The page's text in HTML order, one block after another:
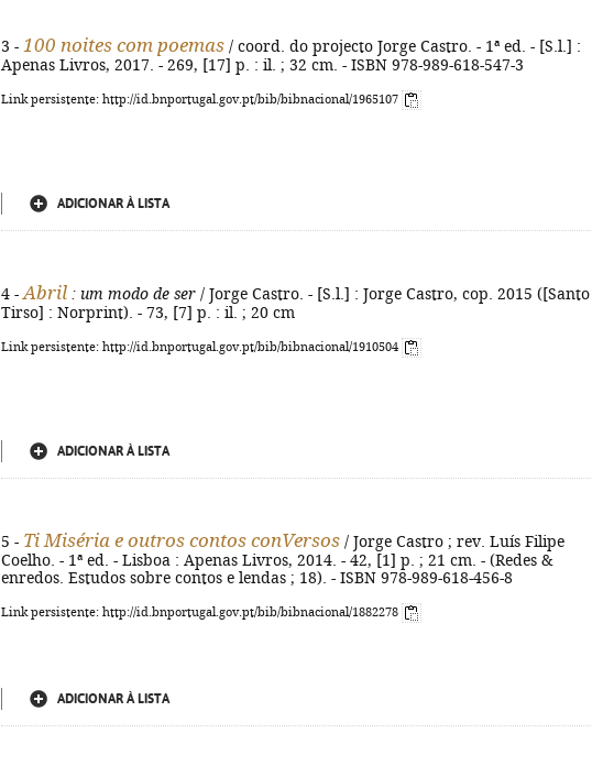
3 - 100 noites com poemas / coord. do projecto Jorge Castro. - 1ª ed. - [S.l.] :
Apenas Livros, 2017. - 269, [17] p. : il. ; 32 cm. - ISBN 978-989-618-547-3
Link persistente: http://id.bnportugal.gov.pt/bib/bibnacional/1965107
ADICIONAR À LISTA
4 - Abril : um modo de ser / Jorge Castro. - [S.l.] : Jorge Castro, cop. 2015 ([Santo
Tirso] : Norprint). - 73, [7] p. : il. ; 20 cm
Link persistente: http://id.bnportugal.gov.pt/bib/bibnacional/1910504
ADICIONAR À LISTA
5 - Ti Miséria e outros contos conVersos / Jorge Castro ; rev. Luís Filipe
Coelho. - 1ª ed. - Lisboa : Apenas Livros, 2014. - 42, [1] p. ; 21 cm. - (Redes &
enredos. Estudos sobre contos e lendas ; 18). - ISBN 978-989-618-456-8
Link persistente: http://id.bnportugal.gov.pt/bib/bibnacional/1882278
ADICIONAR À LISTA